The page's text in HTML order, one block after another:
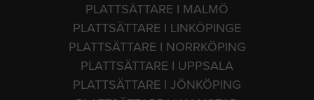
PLATTSÄTTARE I MALMÖ
PLATTSÄTTARE I LINKÖPINGE
PLATTSÄTTARE I NORRKÖPING
PLATTSÄTTARE I UPPSALA
PLATTSÄTTARE I JÖNKÖPING